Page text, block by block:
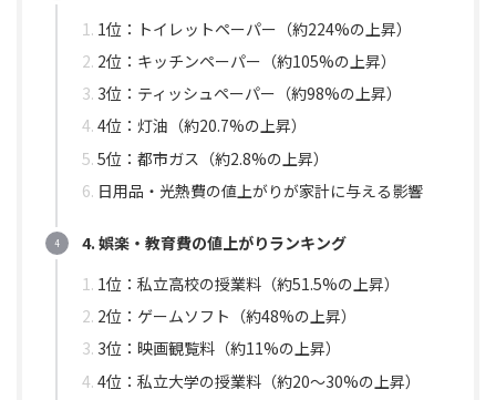
1位：トイレットペーパー（約224%の上昇）
2位：キッチンペーパー（約105%の上昇）
3位：ティッシュペーパー（約98%の上昇）
4位：灯油（約20.7%の上昇）
5位：都市ガス（約2.8%の上昇）
日用品・光熱費の値上がりが家計に与える影響
4. 娯楽・教育費の値上がりランキング
1位：私立高校の授業料（約51.5%の上昇）
2位：ゲームソフト（約48%の上昇）
3位：映画観覧料（約11%の上昇）
4位：私立大学の授業料（約20〜30%の上昇）